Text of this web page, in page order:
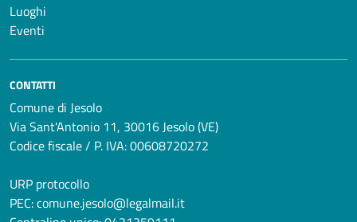
Luoghi
Eventi
CONTATTI
Comune di Jesolo
Via Sant'Antonio 11, 30016 Jesolo (VE)
Codice fiscale / P. IVA: 00608720272
URP protocollo
PEC:comune.jesolo@legalmail.it